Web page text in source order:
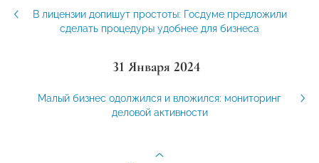
В лицензии допишут простоты: Госдуме предложили
сделать процедуры удобнее для бизнеса
31 Января 2024
Малый бизнес одолжился и вложился: мониторинг
деловой активности